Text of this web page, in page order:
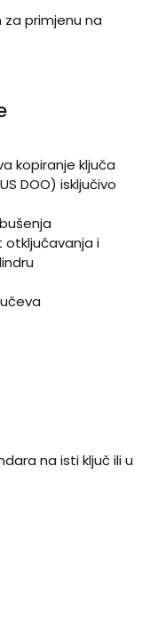
za primjenu na
kopiranje ključa
DOO) isključivo
otključavanja i
na isti ključ ili u